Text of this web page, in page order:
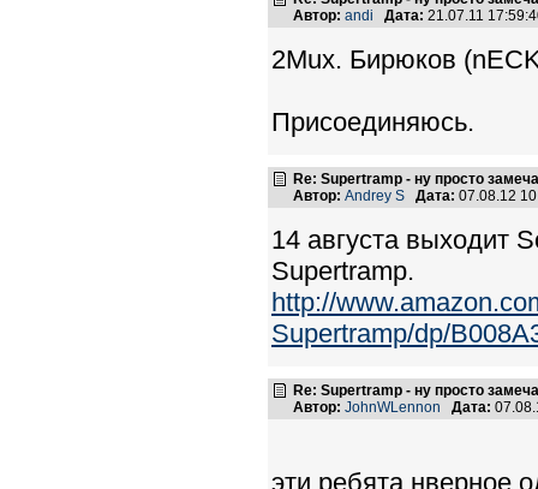
Автор: andi Дата: 21.07.11
2Mux. Бирюков
Присоединяюсь.
Re: Supertramp - ну просто
Автор: Andrey S Дата: 07.08.12
14 августа выходит
Supertramp.
http://
Supertramp/dp/
Re: Supertramp - ну просто
Автор: JohnWLennon Дата:
эти ребята нверное